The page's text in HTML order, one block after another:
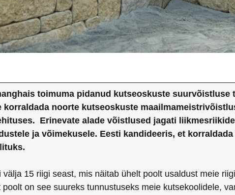
toimuma pidanud kutseoskuste suurvõistluse
korraldada noorte kutseoskuste
Erinevate alade võistlused jagati
ja võimekusele. Eesti kandideeris, et
välja 15 riigi seast, mis näitab ühelt poolt usaldust meie
poolt on see suureks tunnustuseks meie kutsekoolidele,